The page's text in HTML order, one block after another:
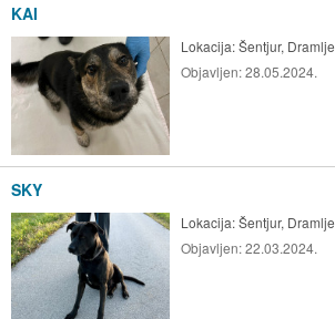
KAI
Lokacija:Šentjur, Dramlje
Objavljen:28.05.2024.
SKY
Lokacija:Šentjur, Dramlje
Objavljen:22.03.2024.